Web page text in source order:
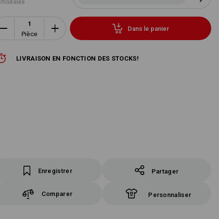
Pièce
Dans le panier
LIVRAISON EN FONCTION DES STOCKS!
Enregistrer Partager
Comparer Personnaliser